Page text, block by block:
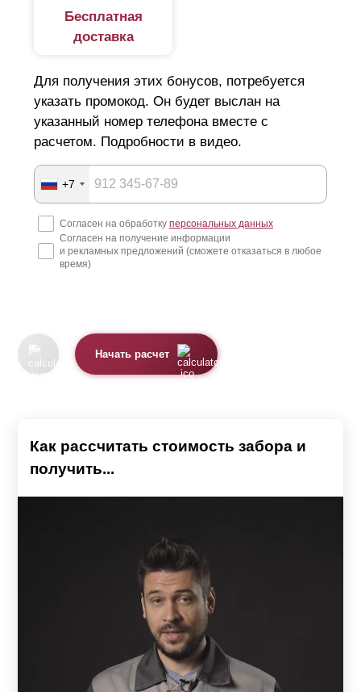
Бесплатная
доставка
Для получения этих бонусов, потребуется
указать промокод. Он будет выслан на
указанный номер телефона вместе с
расчетом. Подробности в видео.
+7
Согласен на обработку персональных данных
Согласен на получение информации
и рекламных предложений (сможете отказаться в любое
время)
Начать расчет
Как рассчитать стоимость забора и
получить...